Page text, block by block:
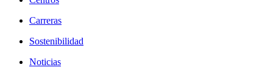
Carreras
Sostenibilidad
Noticias